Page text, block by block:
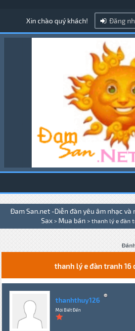
Xin chào quý khách! Đăng
Đam San.net -Diễn đàn yêu âm nhạc và
Sax > Mua bán > thanh lý e đàn
thanh lý e đàn tranh 16
thanhthuy126
Mới Biết Đến